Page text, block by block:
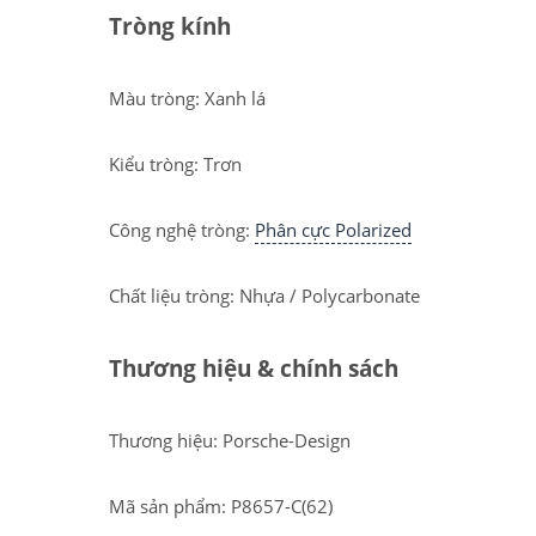
Tròng kính
Màu tròng: Xanh lá
Kiểu tròng: Trơn
Công nghệ tròng: Phân cực Polarized
Chất liệu tròng: Nhựa / Polycarbonate
Thương hiệu & chính sách
Thương hiệu: Porsche-Design
Mã sản phẩm: P8657-C(62)